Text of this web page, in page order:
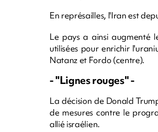
En représailles, l'Iran est
Le pays a ainsi augmenté
utilisées pour enrichir
Natanz et Fordo (centre).
- "Lignes rouges" -
La décision de Donald
de mesures contre le
allié israélien.